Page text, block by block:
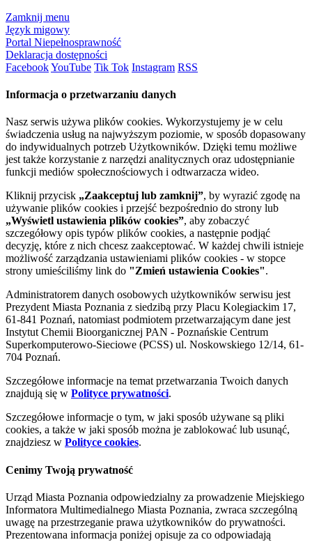
Zamknij menu
Język migowy
Portal Niepełnosprawność
Deklaracja dostępności
FacebookYouTube Tik Tok Instagram RSS
Informacja o przetwarzaniu danych
Nasz serwis używa plików cookies. Wykorzystujemy je w celu
świadczenia usług na najwyższym poziomie, w sposób dopasowany
do indywidualnych potrzeb Użytkowników. Dzięki temu możliwe
jest także korzystanie z narzędzi analitycznych oraz udostępnianie
funkcji mediów społecznościowych i odtwarzacza wideo.
Kliknij przycisk „Zaakceptuj lub zamknij”, by wyrazić zgodę na
używanie plików cookies i przejść bezpośrednio do strony lub
„Wyświetl ustawienia plików cookies”, aby zobaczyć
szczegółowy opis typów plików cookies, a następnie podjąć
decyzję, które z nich chcesz zaakceptować. W każdej chwili istnieje
możliwość zarządzania ustawieniami plików cookies - w stopce
strony umieściliśmy link do "Zmień ustawienia Cookies".
Administratorem danych osobowych użytkowników serwisu jest
Prezydent Miasta Poznania z siedzibą przy Placu Kolegiackim 17,
61-841 Poznań, natomiast podmiotem przetwarzającym dane jest
Instytut Chemii Bioorganicznej PAN - Poznańskie Centrum
Superkomputerowo-Sieciowe (PCSS) ul. Noskowskiego 12/14, 61-
704 Poznań.
Szczegółowe informacje na temat przetwarzania Twoich danych
znajdują się w Polityce prywatności.
Szczegółowe informacje o tym, w jaki sposób używane są pliki
cookies, a także w jaki sposób można je zablokować lub usunąć,
znajdziesz w Polityce cookies.
Cenimy Twoją prywatność
Urząd Miasta Poznania odpowiedzialny za prowadzenie Miejskiego
Informatora Multimedialnego Miasta Poznania, zwraca szczególną
uwagę na przestrzeganie prawa użytkowników do prywatności.
Prezentowana informacja poniżej opisuje za co odpowiadają